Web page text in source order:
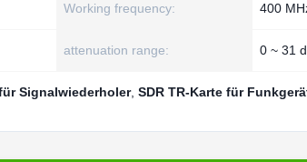
Working frequency: 400
attenuation range: 0 ~ 31
Signalwiederholer, SDR TR-Karte für